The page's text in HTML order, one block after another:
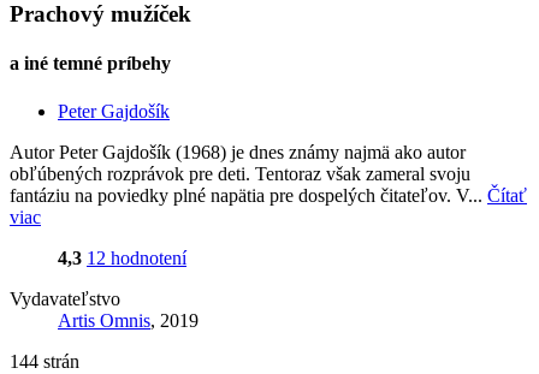
Prachový mužíček
a iné temné príbehy
Peter Gajdošík
Autor Peter Gajdošík (1968) je dnes známy najmä ako autor
obľúbených rozprávok pre deti. Tentoraz však zameral svoju
fantáziu na poviedky plné napätia pre dospelých čitateľov. V... Čítať
viac
4,3 12 hodnotení
Vydavateľstvo
Artis Omnis, 2019
144 strán